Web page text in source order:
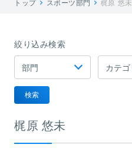
トップ スポーツ部門 梶原 悠未
絞り込み検索
検索
梶原 悠未